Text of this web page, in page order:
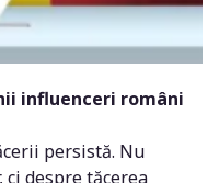
influenceri români
persistă. Nu
ci despre tăcerea